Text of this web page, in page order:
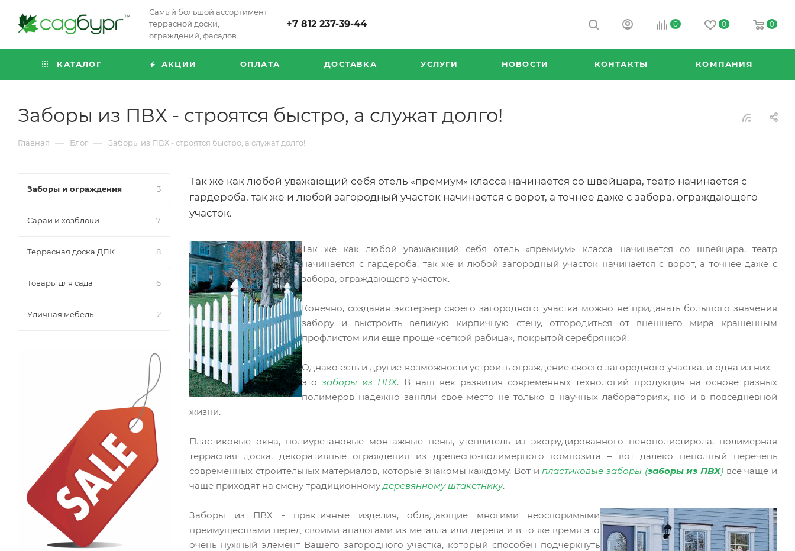
Самый большой ассортимент
террасной доски,
ограждений, фасадов
+7 812 237-39-44 0 0 0
КАТАЛОГ АКЦИИ ОПЛАТА ДОСТАВКА УСЛУГИ НОВОСТИ КОНТАКТЫ КОМПАНИЯ
Заборы из ПВХ - строятся быстро, а служат долго!
Главная — Блог — Заборы из ПВХ - строятся быстро, а служат долго!
Так же как любой уважающий себя отель «премиум» класса начинается со швейцара, театр начинается с
гардероба, так же и любой загородный участок начинается с ворот, а точнее даже с забора, ограждающего
участок.
Так же как любой уважающий себя отель «премиум» класса начинается со швейцара, театр
начинается с гардероба, так же и любой загородный участок начинается с ворот, а точнее даже с
забора, ограждающего участок.
Конечно, создавая экстерьер своего загородного участка можно не придавать большого значения
забору и выстроить великую кирпичную стену, отгородиться от внешнего мира крашенным
профлистом или еще проще «сеткой рабица», покрытой серебрянкой.
Однако есть и другие возможности устроить ограждение своего загородного участка, и одна из них –
этозаборы из ПВХ. В наш век развития современных технологий продукция на основе разных
полимеров надежно заняли свое место не только в научных лабораториях, но и в повседневной
жизни.
Пластиковые окна, полиуретановые монтажные пены, утеплитель из экструдированного пенополистирола, полимерная
террасная доска, декоративные ограждения из древесно-полимерного композита – вот далеко неполный перечень
современных строительных материалов, которые знакомы каждому. Вот ипластиковые заборы (заборы из ПВХ) все чаще и
чаще приходят на смену традиционномудеревянному штакетнику.
Заборы из ПВХ - практичные изделия, обладающие многими неоспоримыми
преимуществами перед своими аналогами из металла или дерева и в то же время это
очень нужный элемент Вашего загородного участка, который способен подчеркнуть
Заборы и ограждения 3
Сараи и хозблоки 7
Террасная доска ДПК 8
Товары для сада 6
Уличная мебель 2